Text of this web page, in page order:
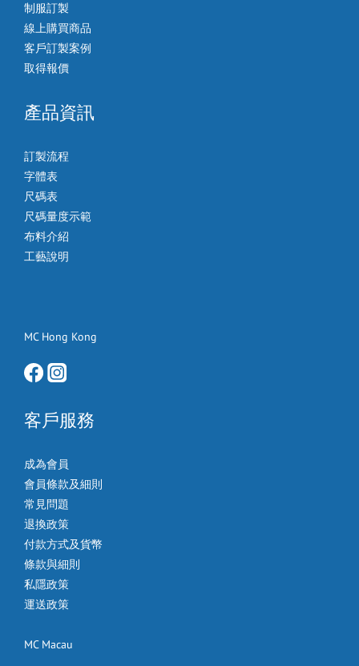
制服訂製
線上購買商品
客戶訂製案例
取得報價
產品資訊
訂製流程
字體表
尺碼表
尺碼量度示範
布料介紹
工藝說明
MC Hong Kong
客戶服務
成為會員
會員條款及細則
常見問題
退換政策
付款方式及貨幣
條款與細則
私隱政策
運送政策
MC Macau